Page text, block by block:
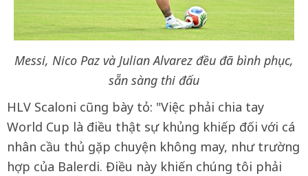
Messi, Nico Paz và Julian Alvarez đều đã bình phục,
sẵn sàng thi đấu
HLV Scaloni cũng bày tỏ: "Việc phải chia tay
World Cup là điều thật sự khủng khiếp đối với cá
nhân cầu thủ gặp chuyện không may, như trường
hợp của Balerdi. Điều này khiến chúng tôi phải